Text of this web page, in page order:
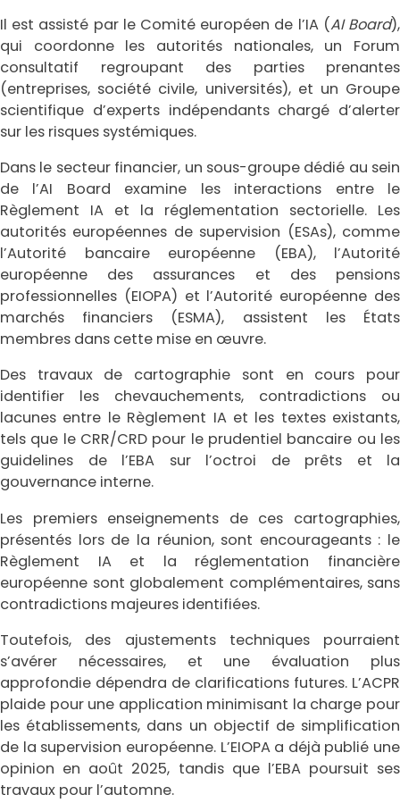
Il est assisté par le Comité européen de l’IA (AI Board),
qui coordonne les autorités nationales, un Forum
consultatif regroupant des parties prenantes
(entreprises, société civile, universités), et un Groupe
scientifique d’experts indépendants chargé d’alerter
sur les risques systémiques.
Dans le secteur financier, un sous-groupe dédié au sein
de l’AI Board examine les interactions entre le
Règlement IA et la réglementation sectorielle. Les
autorités européennes de supervision (ESAs), comme
l’Autorité bancaire européenne (EBA), l’Autorité
européenne des assurances et des pensions
professionnelles (EIOPA) et l’Autorité européenne des
marchés financiers (ESMA), assistent les États
membres dans cette mise en œuvre.
Des travaux de cartographie sont en cours pour
identifier les chevauchements, contradictions ou
lacunes entre le Règlement IA et les textes existants,
tels que le CRR/CRD pour le prudentiel bancaire ou les
guidelines de l’EBA sur l’octroi de prêts et la
gouvernance interne.
Les premiers enseignements de ces cartographies,
présentés lors de la réunion, sont encourageants : le
Règlement IA et la réglementation financière
européenne sont globalement complémentaires, sans
contradictions majeures identifiées.
Toutefois, des ajustements techniques pourraient
s’avérer nécessaires, et une évaluation plus
approfondie dépendra de clarifications futures. L’ACPR
plaide pour une application minimisant la charge pour
les établissements, dans un objectif de simplification
de la supervision européenne. L’EIOPA a déjà publié une
opinion en août 2025, tandis que l’EBA poursuit ses
travaux pour l’automne.